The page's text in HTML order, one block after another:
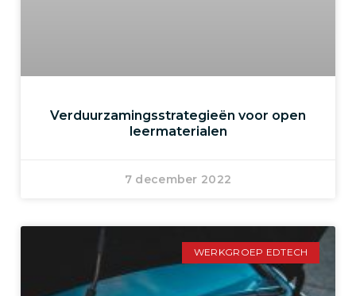
Verduurzamingsstrategieën voor open
leermaterialen
7 december 2022
WERKGROEP EDTECH